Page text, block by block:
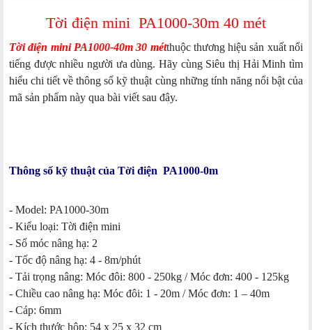
Tời điện mini PA1000-30m 40 mét
Tời điện mini PA1000-40m 30 métthuộc thương hiệu sản xuất nổi
tiếng được nhiều người ưa dùng. Hãy cùng Siêu thị Hải Minh tìm
hiểu chi tiết về thông số kỹ thuật cùng những tính năng nổi bật của
mã sản phẩm này qua bài viết sau đây.
Thông số kỹ thuật của Tời điện PA1000-0m
- Model: PA1000-30m
- Kiểu loại: Tời điện mini
- Số móc nâng hạ: 2
- Tốc độ nâng hạ: 4 - 8m/phút
- Tải trọng nâng: Móc đôi: 800 - 250kg / Móc đơn: 400 - 125kg
- Chiều cao nâng hạ: Móc đôi: 1 - 20m / Móc đơn: 1 – 40m
- Cáp: 6mm
- Kích thước hộp: 54 x 25 x 32 cm